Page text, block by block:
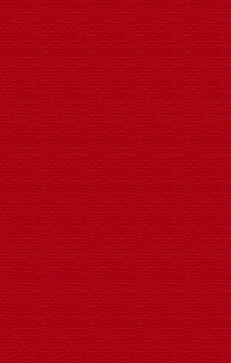
LED户外荷花灯
专业生产LED异形景观灯厂家